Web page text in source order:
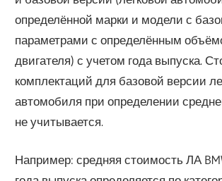
определённой марки и модели с
параметрами с определённым
двигателя) с учетом года выпуска.
комплектаций для базовой версии
автомобиля при определении
не учитывается.
Например: средняя стоимость ЛА